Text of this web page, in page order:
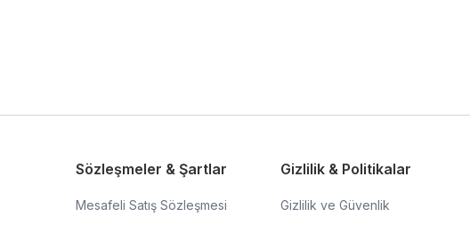
Sözleşmeler & Şartlar
Mesafeli Satış Sözleşmesi
Gizlilik & Politikalar
Gizlilik ve Güvenlik